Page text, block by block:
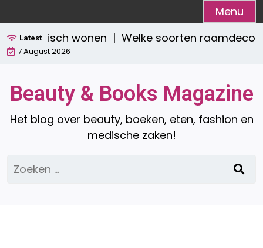
naar
de
inhoud
Menu
Latest
én praktisch wonen | Welke soorten
7 August 2026
Beauty & Books Magazine
Het blog over beauty, boeken, eten, fashion en
medische zaken!
Zoeken
naar: